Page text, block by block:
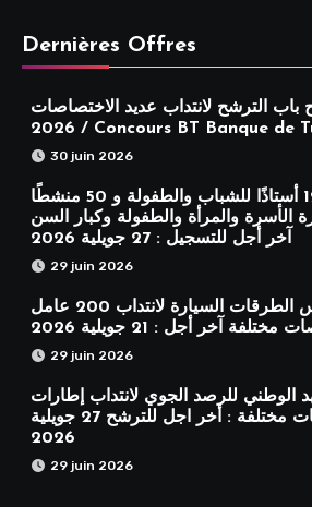
Dernières Offres
باب الترشح لانتداب عديد الاختصاصات
2026 / Concours BT Banque
30 juin 2026
مناظرة انتداب 120 أستاذًا للشباب والطفولة و 50 منشطًا
الأسرة والمرأة والطفولة وكبار السن
آخر أجل للتسجيل : 27 جويلية 2026
29 juin 2026
مناظرة شركة تونس الطرقات السيارة لانتداب 200 عامل
آخر أجل : 21 جويلية 2026
29 juin 2026
الوطني للرصد الجوي لانتداب إطارات
وأعوان في اختصاصات مختلفة : أخر اجل للترشح 27 جويلية
2026
29 juin 2026